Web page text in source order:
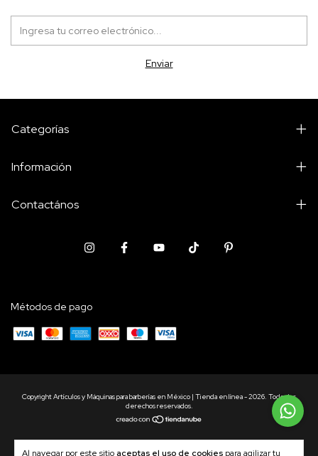
Al navegar por este sitio aceptas el uso de cookies para agilizar tu
Categorías
Información
Contactános
Métodos de pago
Copyright Artículos y Máquinas para barberías en México | Tienda en línea - 2026. Todos los
derechos reservados.